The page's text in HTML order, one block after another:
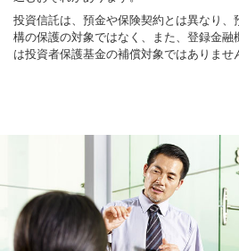
投資信託は、預金や保険契約とは異なり
構の保護の対象ではなく、また、登録金融
は投資者保護基金の補償対象ではありませ